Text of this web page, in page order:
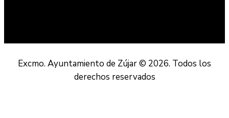
Excmo. Ayuntamiento de Zújar © 2026. Todos los
derechos reservados